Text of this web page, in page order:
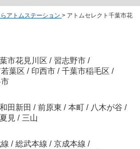
アトムステーション > アトムセレクト千葉市花
市花見川区 / 習志野市 /
葉区 / 印西市 / 千葉市稲毛区 /
田新田 / 前原東 / 本町 / 八木が谷 /
夏見 / 三山
/ 総武本線 / 京成本線 /